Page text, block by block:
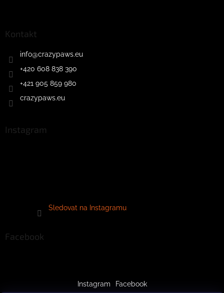
Kontakt
info@crazypaws.eu
+420 608 838 390
+421 905 859 980
crazypaws.eu
Instagram
Sledovat na Instagramu
Facebook
Instagram Facebook